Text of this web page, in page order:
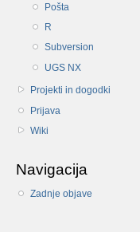
Pošta
R
Subversion
UGS NX
Projekti in dogodki
Prijava
Wiki
Navigacija
Zadnje objave